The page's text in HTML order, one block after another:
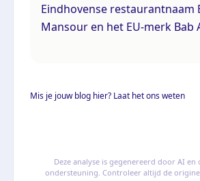
Eindhovense restaurantnaam
Mansour en het EU-merk Bab
Mis je jouw blog hier? Laat het ons weten
Deze analyse is gegenereerd door AI
ondersteuning. Controleer altijd de